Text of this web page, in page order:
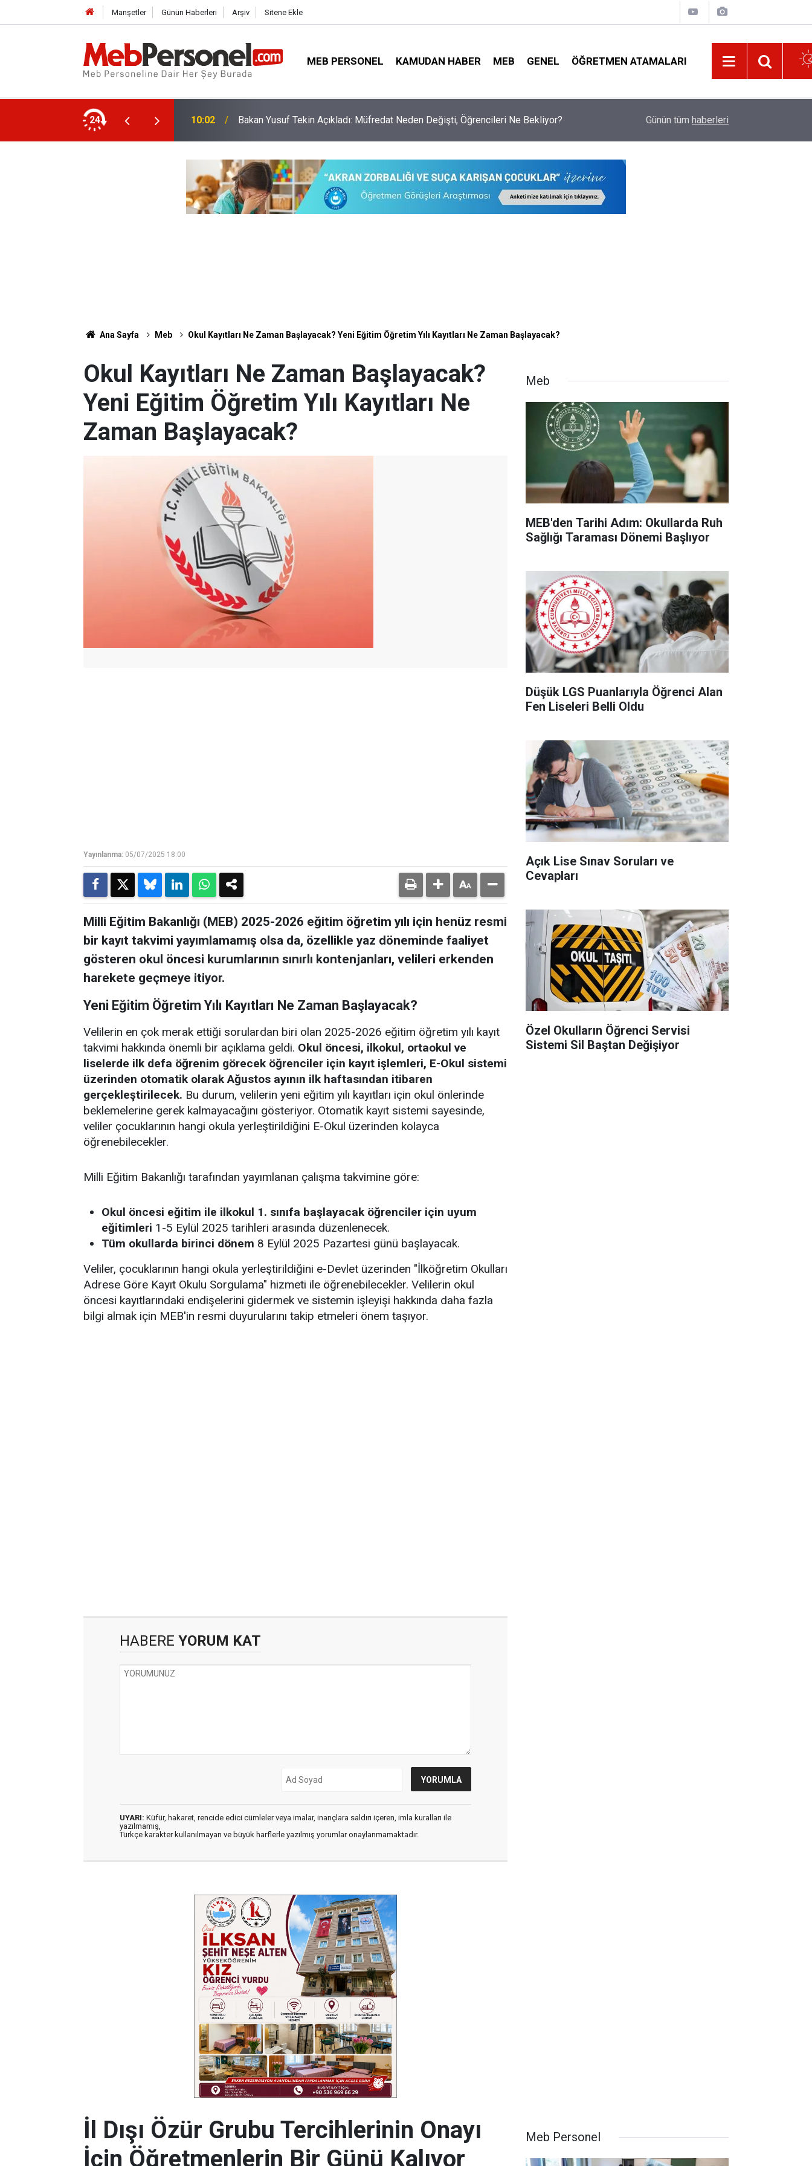
Manşetler Günün Haberleri Arşiv Sitene Ekle
MEB PERSONEL KAMUDAN HABER MEB GENEL ÖĞRETMEN ATAMALARI
24
Alacakları Ek Ders Ücretleri
10:02 Bakan Yusuf Tekin Açıkladı: Müfredat Neden Değişti, Öğrencileri Ne Bekliyor? Yeni Okula Başlayan Öğrencilerin Sınıfları Bu
Günün tüm haberleri
Ana Sayfa Meb Okul Kayıtları Ne Zaman Başlayacak? Yeni Eğitim Öğretim Yılı Kayıtları Ne Zaman Başlayacak?
Okul Kayıtları Ne Zaman Başlayacak?
Yeni Eğitim Öğretim Yılı Kayıtları Ne
Zaman Başlayacak?
Yayınlanma: 05/07/2025 18:00
Milli Eğitim Bakanlığı (MEB) 2025-2026 eğitim öğretim yılı için henüz resmi
bir kayıt takvimi yayımlamamış olsa da, özellikle yaz döneminde faaliyet
gösteren okul öncesi kurumlarının sınırlı kontenjanları, velileri erkenden
harekete geçmeye itiyor.
Yeni Eğitim Öğretim Yılı Kayıtları Ne Zaman Başlayacak?
Velilerin en çok merak ettiği sorulardan biri olan 2025-2026 eğitim öğretim yılı kayıt
takvimi hakkında önemli bir açıklama geldi. Okul öncesi, ilkokul, ortaokul ve
liselerde ilk defa öğrenim görecek öğrenciler için kayıt işlemleri, E-Okul sistemi
üzerinden otomatik olarak Ağustos ayının ilk haftasından itibaren
gerçekleştirilecek. Bu durum, velilerin yeni eğitim yılı kayıtları için okul önlerinde
beklemelerine gerek kalmayacağını gösteriyor. Otomatik kayıt sistemi sayesinde,
veliler çocuklarının hangi okula yerleştirildiğini E-Okul üzerinden kolayca
öğrenebilecekler.
Milli Eğitim Bakanlığı tarafından yayımlanan çalışma takvimine göre:
Okul öncesi eğitim ile ilkokul 1. sınıfa başlayacak öğrenciler için uyum
eğitimleri 1-5 Eylül 2025 tarihleri arasında düzenlenecek.
Tüm okullarda birinci dönem 8 Eylül 2025 Pazartesi günü başlayacak.
Veliler, çocuklarının hangi okula yerleştirildiğini e-Devlet üzerinden "İlköğretim Okulları
Adrese Göre Kayıt Okulu Sorgulama" hizmeti ile öğrenebilecekler. Velilerin okul
öncesi kayıtlarındaki endişelerini gidermek ve sistemin işleyişi hakkında daha fazla
bilgi almak için MEB'in resmi duyurularını takip etmeleri önem taşıyor.
HABERE YORUM KAT
UYARI: Küfür, hakaret, rencide edici cümleler veya imalar, inançlara saldırı içeren, imla kuralları ile
yazılmamış,
Türkçe karakter kullanılmayan ve büyük harflerle yazılmış yorumlar onaylanmamaktadır.
Meb
MEB'den Tarihi Adım: Okullarda Ruh
Sağlığı Taraması Dönemi Başlıyor
Düşük LGS Puanlarıyla Öğrenci Alan
Fen Liseleri Belli Oldu
Açık Lise Sınav Soruları ve
Cevapları
Özel Okulların Öğrenci Servisi
Sistemi Sil Baştan Değişiyor
İl Dışı Özür Grubu Tercihlerinin Onayı
İçin Öğretmenlerin Bir Günü Kalıyor
Meb Personel